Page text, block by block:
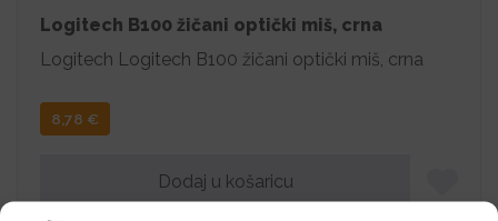
Logitech B100 žičani optički miš, crna
Logitech Logitech B100 žičani optički miš, crna
8,78 €
Dodaj u košaricu